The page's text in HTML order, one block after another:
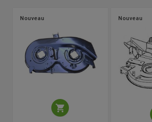
Nouveau

Nouveau